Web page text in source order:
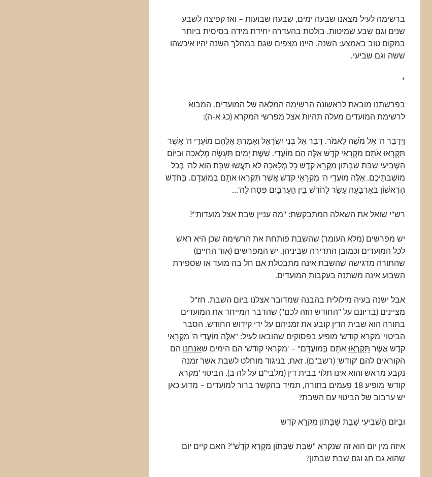
ברשימה לעיל מצאנו שבעה ימים, שבעה שבועות – ואז קפיצה לשבע
שנים וגם שבע שמיטות. בולטת בהעדרה יחידת מידה בסיסית ביותר
במקום טוב באמצע: השנה. היינו מצפים שגם במהלך השנה יהיו איכשהו
ששה וגם שביעי.
*
בפרשתנו מובאת לראשונה הרשימה המלאה של המועדים. המבוא
לרשימת המועדים מעלה תהיות אצל מפרשי המקרא (כג א-ה):
וַיְדַבֵּר ה' אֶל מֹשֶׁה לֵּאמֹר. דַּבֵּר אֶל בְּנֵי יִשְׂרָאֵל וְאָמַרְתָּ אֲלֵהֶם מוֹעֲדֵי ה' אֲשֶׁר
תִּקְרְאוּ אֹתָם מִקְרָאֵי קֹדֶשׁ אֵלֶּה הֵם מוֹעֲדָי. שֵׁשֶׁת יָמִים תֵּעָשֶׂה מְלָאכָה וּבַיּוֹם
הַשְּׁבִיעִי שַׁבַּת שַׁבָּתוֹן מִקְרָא קֹדֶשׁ כָּל מְלָאכָה לֹא תַעֲשׂוּ שַׁבָּת הִוא לַה' בְּכֹל
מוֹשְׁבֹתֵיכֶם. אֵלֶּה מוֹעֲדֵי ה' מִקְרָאֵי קֹדֶשׁ אֲשֶׁר תִּקְרְאוּ אֹתָם בְּמוֹעֲדָם. בַּחֹדֶשׁ
הָרִאשׁוֹן בְּאַרְבָּעָה עָשָׂר לַחֹדֶשׁ בֵּין הָעַרְבָּיִם פֶּסַח לַה'…
רש"י שואל את השאלה המתבקשת: "מה עניין שבת אצל מועדות"?
יש מפרשים (מלא העומר) שהשבת פותחת את הרשימה שכן היא ראש
לכל המועדים וכמובן התדירה שביניהן. יש המפרשים (אור החיים)
שהתורה מדגישה שהשבת אינה מתבטלת אם חל בה מועד או שספירת
השבוע אינה משתנה בעקבות המועדים.
אבל ישנה בעיה מילולית בהבנה שמדובר אצלנו ביום השבת. חז"ל
מציינים (בדיונם על "החודש הזה לכם") שהדבר המייחד את המועדים
בתורה הוא שבית הדין קובע את זמניהם על ידי קידוש החודש. הסבר
הביטוי 'מקרא קודש' מופיע בפסוקים שהובאו לעיל: "אֵלֶּה מוֹעֲדֵי ה' מִקְרָאֵי
קֹדֶשׁ אֲשֶׁר תִּקְרְאוּאֹתָם בְּמוֹעֲדָם" – 'מקראי קודש' הם הימים שאנחנו הם
הקוראים להם 'קודש' (רשב"ם). זאת, בניגוד מוחלט לשבת אשר זמנה
נקבע מראש והוא אינו תלוי בבית דין (מלבי"ם על לה ב). הביטוי 'מקרא
קודש' מופיע 18 פעמים בתורה, תמיד בהקשר ברור למועדים – מדוע כאן
יש ערבוב של הביטוי עם השבת?
וּבַיּוֹם הַשְּׁבִיעִי שַׁבַּת שַׁבָּתוֹן מִקְרָא קֹדֶשׁ
איזה מין יום הוא זה שנקרא "שַׁבַּת שַׁבָּתוֹן מִקְרָא קֹדֶשׁ"? האם קיים יום
שהוא גם חג וגם שבת שבתון?